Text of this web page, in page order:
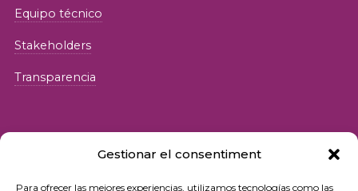
Gestionar el consentiment
Para ofrecer las mejores experiencias, utilizamos tecnologías como las
Equipo técnico
Stakeholders
Transparencia